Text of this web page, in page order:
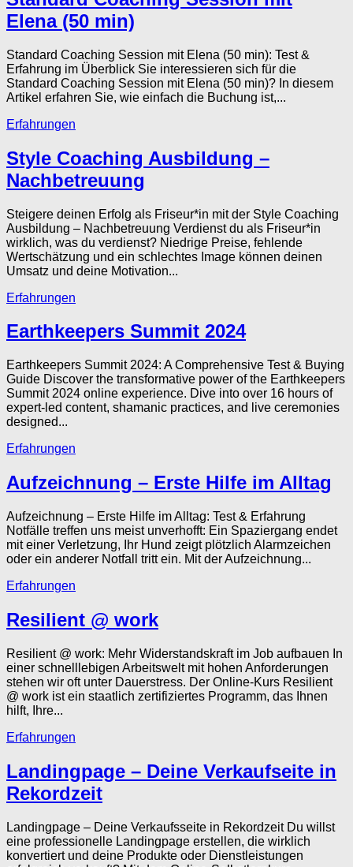
Elena (50 min)
Standard Coaching Session mit Elena (50 min): Test &
Erfahrung im Überblick Sie interessieren sich für die
Standard Coaching Session mit Elena (50 min)? In diesem
Artikel erfahren Sie, wie einfach die Buchung ist,...
Erfahrungen
Style Coaching Ausbildung –
Nachbetreuung
Steigere deinen Erfolg als Friseur*in mit der Style Coaching
Ausbildung – Nachbetreuung Verdienst du als Friseur*in
wirklich, was du verdienst? Niedrige Preise, fehlende
Wertschätzung und ein schlechtes Image können deinen
Umsatz und deine Motivation...
Erfahrungen
Earthkeepers Summit 2024
Earthkeepers Summit 2024: A Comprehensive Test & Buying
Guide Discover the transformative power of the Earthkeepers
Summit 2024 online experience. Dive into over 16 hours of
expert-led content, shamanic practices, and live ceremonies
designed...
Erfahrungen
Aufzeichnung – Erste Hilfe im Alltag
Aufzeichnung – Erste Hilfe im Alltag: Test & Erfahrung
Notfälle treffen uns meist unverhofft: Ein Spaziergang endet
mit einer Verletzung, Ihr Hund zeigt plötzlich Alarmzeichen
oder ein anderer Notfall tritt ein. Mit der Aufzeichnung...
Erfahrungen
Resilient @ work
Resilient @ work: Mehr Widerstandskraft im Job aufbauen In
einer schnelllebigen Arbeitswelt mit hohen Anforderungen
stehen wir oft unter Dauerstress. Der Online-Kurs Resilient
@ work ist ein staatlich zertifiziertes Programm, das Ihnen
hilft, Ihre...
Erfahrungen
Landingpage – Deine Verkaufseite in
Rekordzeit
Landingpage – Deine Verkaufsseite in Rekordzeit Du willst
eine professionelle Landingpage erstellen, die wirklich
konvertiert und deine Produkte oder Dienstleistungen